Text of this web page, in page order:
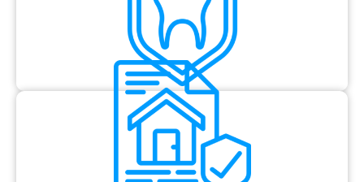
ODONTO
SAIBA MAIS
SAIBA MAIS